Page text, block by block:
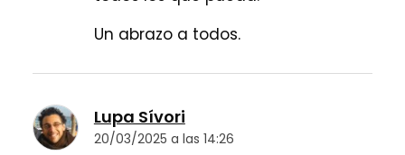
Un abrazo a todos.
Lupa Sívori
20/03/2025 a las 14:26